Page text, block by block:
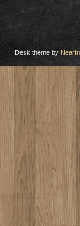
Desk theme by